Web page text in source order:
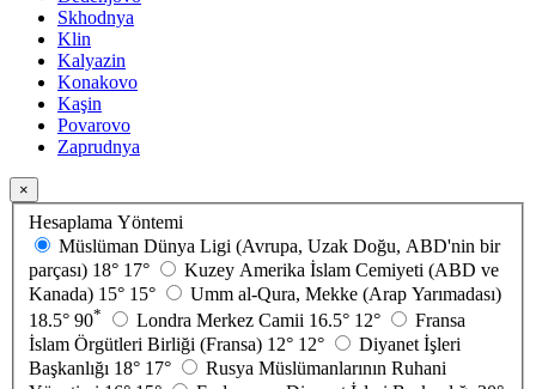
Skhodnya
Klin
Kalyazin
Konakovo
Kaşin
Povarovo
Zaprudnya
×
Hesaplama Yöntemi
Müslüman Dünya Ligi (Avrupa, Uzak Doğu, ABD'nin bir
parçası) 18° 17°
Kuzey Amerika İslam Cemiyeti (ABD ve
Kanada) 15° 15°
Umm al-Qura, Mekke (Arap Yarımadası)
18.5° 90* Londra Merkez Camii 16.5° 12°
Fransa
İslam Örgütleri Birliği (Fransa) 12° 12°
Diyanet İşleri
Başkanlığı 18° 17°
Rusya Müslümanlarının Ruhani